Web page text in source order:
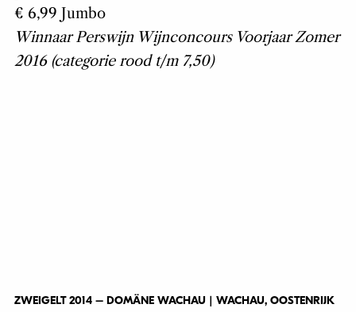
€ 6,99 Jumbo
Winnaar Perswijn Wijnconcours Voorjaar Zomer
2016 (categorie rood t/m 7,50)
ZWEIGELT 2014 – DOMÄNE WACHAU | WACHAU, OOSTENRIJK